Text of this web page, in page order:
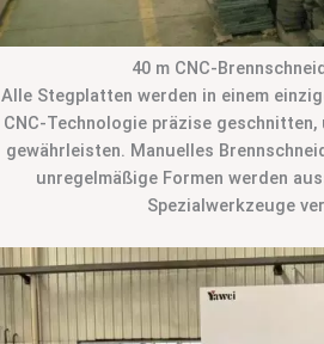
40 m CNC-
Alle Stegplatten werden in einem
CNC-Technologie präzise geschnitten,
gewährleisten. Manuelles
unregelmäßige Formen werden
Spezialwerkzeuge